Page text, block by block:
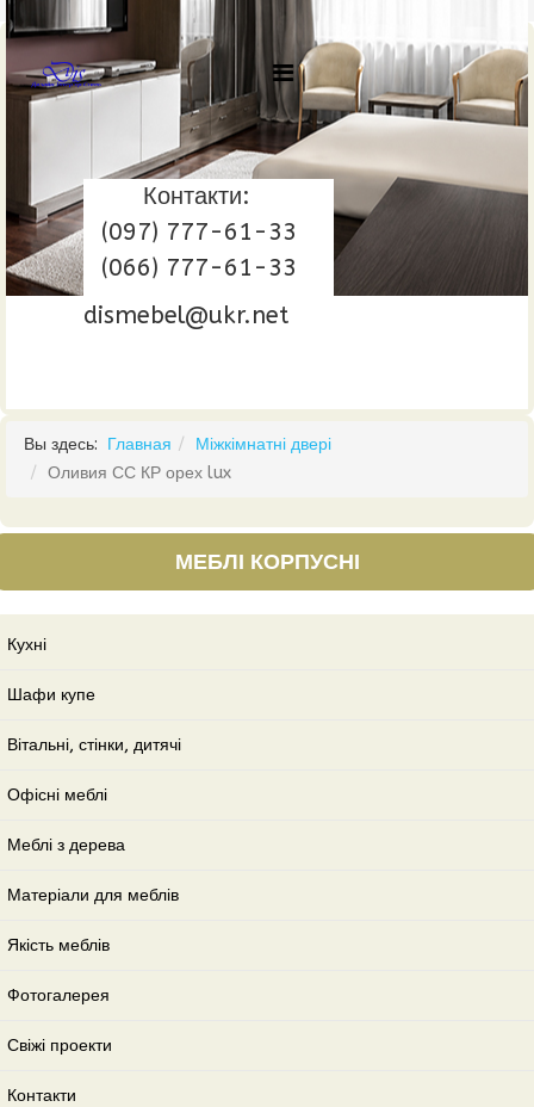
Контакти:
(097) 777-61-33
(066) 777-61-33
dismebel@ukr.net
Вы здесь: Главная
Міжкімнатні двері
Оливия СС КР орех lux
МЕБЛІ КОРПУСНІ
Кухні
Шафи купе
Вітальні, стінки, дитячі
Офісні меблі
Меблі з дерева
Матеріали для меблів
Якість меблів
Фотогалерея
Свіжі проекти
Контакти